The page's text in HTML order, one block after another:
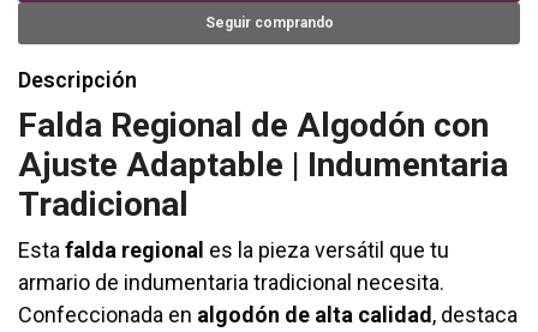
Seguir comprando
Descripción
Falda Regional de Algodón con
Ajuste Adaptable | Indumentaria
Tradicional
Estafalda regional es la pieza versátil que tu
armario de indumentaria tradicional necesita.
Confeccionada en algodón de alta calidad, destaca